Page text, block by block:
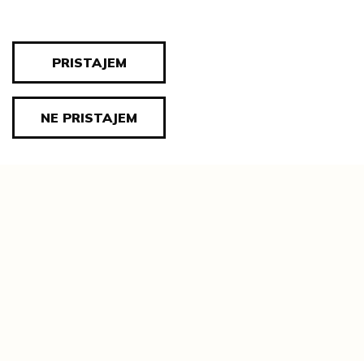
pozlata
DIMENZIJE:
cjelina: visina = 5 cm; širina = 4 cm
ZBIRKA:
Povijest likovne zbirke valpovačkih
PRISTAJEM
NE PRISTAJEM